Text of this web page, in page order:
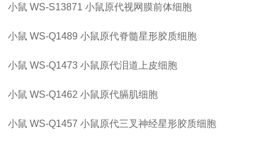
小鼠 WS-S13871 小鼠原代视网膜前体细胞
小鼠 WS-Q1489 小鼠原代脊髓星形胶质细胞
小鼠 WS-Q1473 小鼠原代泪道上皮细胞
小鼠 WS-Q1462 小鼠原代膈肌细胞
小鼠 WS-Q1457 小鼠原代三叉神经星形胶质细胞